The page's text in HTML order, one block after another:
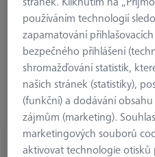
rychlostí skenování. Tento
nároky i na použité
gold) a upínací talířek tvoří
softwarových a strojních
integrovanému čipu. Nové
tyto upínací talířky ZEISS
používáním technologií
zapamatování
bezpečného přihlášení
shromažďování statistik,
našich stránek (statistiky),
(funkční) a dodávání
zájmům (marketing).
marketingových souborů
aktivovat technologie